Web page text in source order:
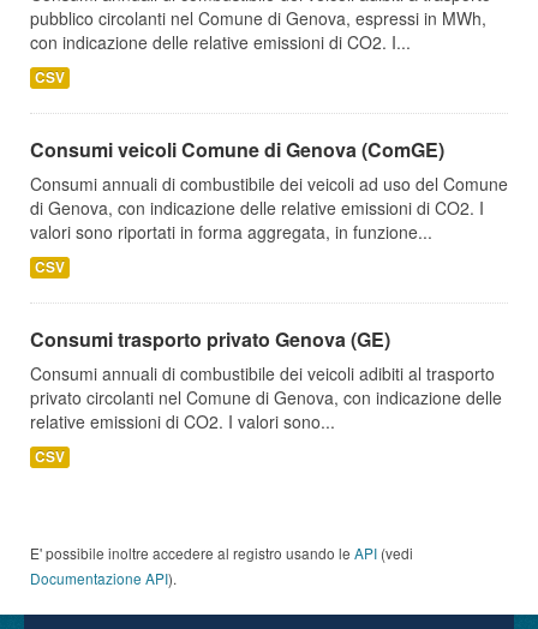
pubblico circolanti nel Comune di Genova, espressi in MWh,
con indicazione delle relative emissioni di CO2. I...
CSV
Consumi veicoli Comune di Genova (ComGE)
Consumi annuali di combustibile dei veicoli ad uso del Comune
di Genova, con indicazione delle relative emissioni di CO2. I
valori sono riportati in forma aggregata, in funzione...
CSV
Consumi trasporto privato Genova (GE)
Consumi annuali di combustibile dei veicoli adibiti al trasporto
privato circolanti nel Comune di Genova, con indicazione delle
relative emissioni di CO2. I valori sono...
CSV
E' possibile inoltre accedere al registro usando le API (vedi
Documentazione API).